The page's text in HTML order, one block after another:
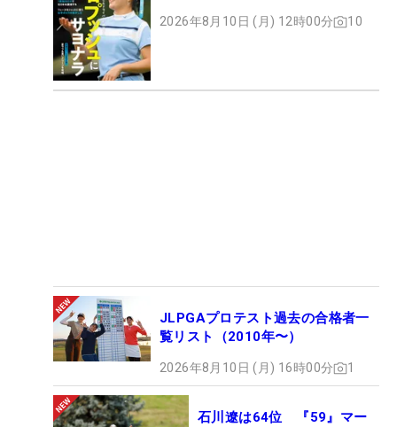
2026年8月10日 (月) 12時00分 10
JLPGAプロテスト過去の合格者一
覧リスト（2010年〜）
2026年8月10日 (月) 16時00分 1
石川遼は64位 『59』マー